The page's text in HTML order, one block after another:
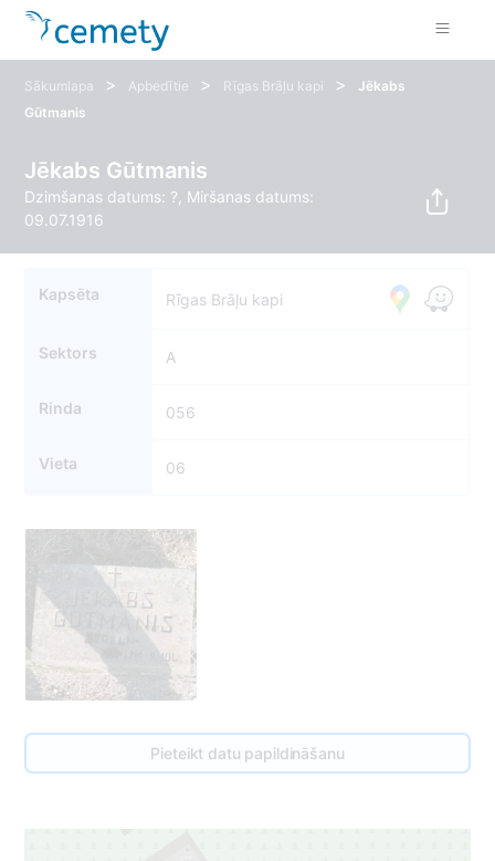
Sākumlapa > Apbedītie > Rīgas Brāļu kapi >
Jēkabs
Gūtmanis
Jēkabs Gūtmanis
Dzimšanas datums: ?, Miršanas datums:
09.07.1916
Kapsēta Rīgas Brāļu kapi
Sektors A
Rinda 056
Vieta 06
Pieteikt datu papildināšanu
8